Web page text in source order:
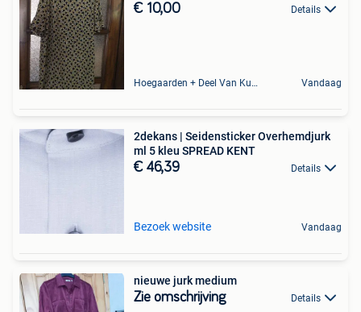
€ 10,00 Details
Hoegaarden + Deel Van Kumtich + Deel Van Tienen Vandaag
2dekans | Seidensticker Overhemdjurk
ml 5 kleu SPREAD KENT
€ 46,39 Details
Bezoek website Vandaag
nieuwe jurk medium
Zie omschrijving Details